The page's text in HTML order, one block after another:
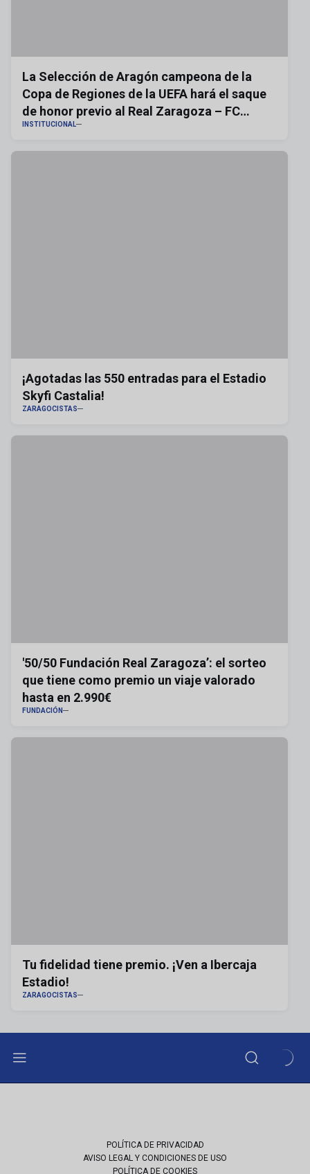
La Selección de Aragón campeona de la
Copa de Regiones de la UEFA hará el saque
de honor previo al Real Zaragoza – FC
Andorra
INSTITUCIONAL
¡Agotadas las 550 entradas para el Estadio
Skyfi Castalia!
ZARAGOCISTAS
'50/50 Fundación Real Zaragoza’: el sorteo
que tiene como premio un viaje valorado
hasta en 2.990€
FUNDACIÓN
Tu fidelidad tiene premio. ¡Ven a Ibercaja
Estadio!
ZARAGOCISTAS
POLÍTICA DE PRIVACIDAD
AVISO LEGAL Y CONDICIONES DE USO
POLÍTICA DE COOKIES